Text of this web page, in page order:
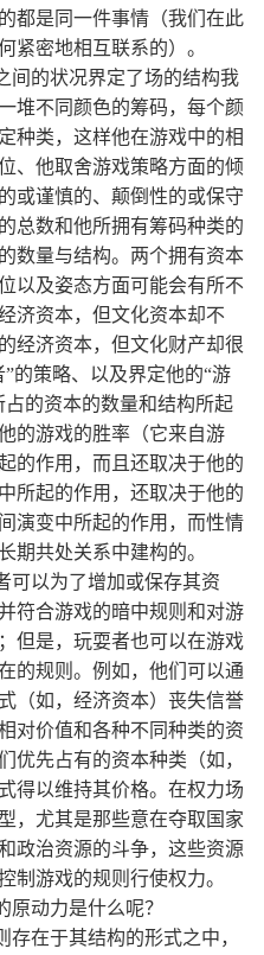
都是同一件事情（我们在此
紧密地相互联系的）。
间的状况界定了场的结构我
堆不同颜色的筹码，每个颜
种类，这样他在游戏中的相
、他取舍游戏策略方面的倾
或谨慎的、颠倒性的或保守
总数和他所拥有筹码种类的
数量与结构。两个拥有资本
以及姿态方面可能会有所不
济资本，但文化资本却不
经济资本，但文化财产却很
的策略、以及界定他的“游
的资本的数量和结构所起
的游戏的胜率（它来自游
的作用，而且还取决于他的
所起的作用，还取决于他的
演变中所起的作用，而性情
期共处关系中建构的。
可以为了增加或保存其资
符合游戏的暗中规则和对游
但是，玩耍者也可以在游戏
的规则。例如，他们可以通
（如，经济资本）丧失信誉
对价值和各种不同种类的资
优先占有的资本种类（如，
得以维持其价格。在权力场
，尤其是那些意在夺取国家
政治资源的斗争，这些资源
制游戏的规则行使权力。
原动力是什么呢？
存在于其结构的形式之中，